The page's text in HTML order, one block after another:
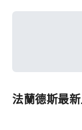
法蘭德斯最